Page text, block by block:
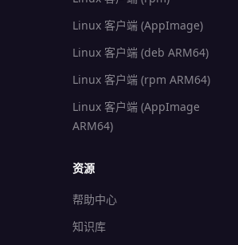
Linux 客户端 (AppImage)
Linux 客户端 (deb ARM64)
Linux 客户端 (rpm ARM64)
Linux 客户端 (AppImage
ARM64)
资源
帮助中心
知识库